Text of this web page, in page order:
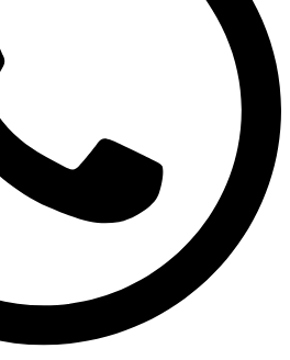
به مراتب افزایش یافته و حتی در مناطق
امکان اکسیداسیون فلز به کار رفته در
شده در پنل جلویی نیز امکان تغییر جلوه
فراهم شده است.